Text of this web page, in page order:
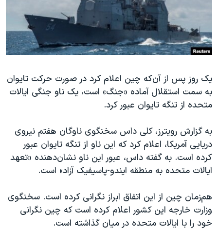
فرهنگ و زندگی
حقوق شهروندی
اقتصادی
اسرائیل در جنگ
گالری عکس
مستندها
انتخابات ریاست جمهوری آمریکا ۲۰۲۴
حمله جمهوری اسلامی به اسرائیل
ورزش زنان در ایران
اعتراضات زن، زندگی، آزادی
تریبونال مردمی آبان ۹۸
دادگاه حمید نوری
چهل سال گروگان‌گیری
اعتراضات مردمی آبان ۹۸
اسرائیل در جنگ
زبانهای مختلف
یک روز پس از آن‌که چین اعلام کرد در صورت حرکت تایوان
به سمت استقلال آماده «جنگ» است، یک ناو جنگی ایالات
متحده از تنگه تایوان عبور کرد.
به گزارش رویترز، کلی داس سخنگوی ناوگان هفتم نیروی
دریایی آمریکا، اعلام کرد که این ناو از تنگه تایوان عبور
کرده است. به گفته داس، عبور این ناو نشان‌دهنده «تعهد
ایالات متحده به منطقه ایندو-پاسیفیک آزاد» است.
هم‌زمان چین از این اتفاق ابراز نگرانی کرده است. سخنگوی
وزارت خارجه این کشور اعلام کرده است که چین نگرانی
خود را با ایالات متحده در میان گذاشته است.